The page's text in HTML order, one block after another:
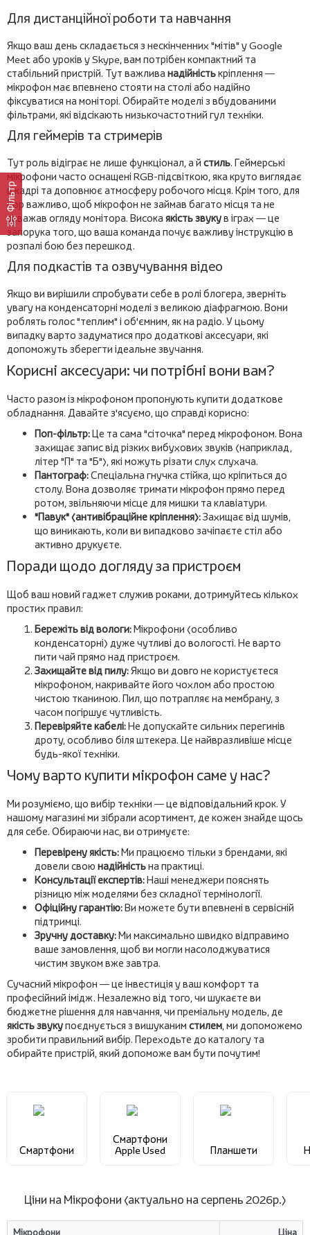
Фільтр
Для дистанційної роботи та навчання
Якщо ваш день складається з нескінченних "мітів" у Google
Meet або уроків у Skype, вам потрібен компактний та
стабільний пристрій. Тут важливанадійністькріплення —
мікрофон має впевнено стояти на столі або надійно
фіксуватися на моніторі. Обирайте моделі з вбудованими
фільтрами, які відсікають низькочастотний гул техніки.
Для геймерів та стримерів
Тут роль відіграє не лише функціонал, а й стиль. Геймерські
мікрофони часто оснащені RGB-підсвіткою, яка круто виглядає
в кадрі та доповнює атмосферу робочого місця. Крім того, для
ігор важливо, щоб мікрофон не займав багато місця та не
заважав огляду монітора. Високаякість звукув іграх — це
запорука того, що ваша команда почує важливу інструкцію в
розпалі бою без перешкод.
Для подкастів та озвучування відео
Якщо ви вирішили спробувати себе в ролі блогера, зверніть
увагу на конденсаторні моделі з великою діафрагмою. Вони
роблять голос "теплим" і об'ємним, як на радіо. У цьому
випадку варто задуматися про додаткові аксесуари, які
допоможуть зберегти ідеальне звучання.
Корисні аксесуари: чи потрібні вони вам?
Часто разом із мікрофоном пропонують купити додаткове
обладнання. Давайте з'ясуємо, що справді корисно:
Поп-фільтр:Це та сама "сіточка" перед мікрофоном. Вона
захищає запис від різких вибухових звуків (наприклад,
літер "П" та "Б"), які можуть різати слух слухача.
Пантограф:Спеціальна гнучка стійка, що кріпиться до
столу. Вона дозволяє тримати мікрофон прямо перед
ротом, звільняючи місце для мишки та клавіатури.
"Павук" (антивібраційне кріплення):Захищає від шумів,
що виникають, коли ви випадково зачіпаєте стіл або
активно друкуєте.
Поради щодо догляду за пристроєм
Щоб ваш новий гаджет служив роками, дотримуйтесь кількох
простих правил:
Бережіть від вологи:Мікрофони (особливо
конденсаторні) дуже чутливі до вологості. Не варто
пити чай прямо над пристроєм.
Захищайте від пилу:Якщо ви довго не користуєтеся
мікрофоном, накривайте його чохлом або простою
чистою тканиною. Пил, що потрапляє на мембрану, з
часом погіршує чутливість.
Перевіряйте кабелі:Не допускайте сильних перегинів
дроту, особливо біля штекера. Це найвразливіше місце
будь-якої техніки.
Чому варто купити мікрофон саме у нас?
Ми розуміємо, що вибір техніки — це відповідальний крок. У
нашому магазині ми зібрали асортимент, де кожен знайде щось
для себе. Обираючи нас, ви отримуєте:
Перевірену якість:Ми працюємо тільки з брендами, які
довели свою надійністьна практиці.
Консультації експертів:Наші менеджери пояснять
різницю між моделями без складної термінології.
Офіційну гарантію:Ви можете бути впевнені в сервісній
підтримці.
Зручну доставку:Ми максимально швидко відправимо
ваше замовлення, щоб ви могли насолоджуватися
чистим звуком вже завтра.
Сучасний мікрофон — це інвестиція у ваш комфорт та
професійний імідж. Незалежно від того, чи шукаєте ви
бюджетне рішення для навчання, чи преміальну модель, де
якість звукупоєднується з вишуканим стилем, ми допоможемо
зробити правильний вибір. Переходьте до каталогу та
обирайте пристрій, який допоможе вам бути почутим!
Смартфони
Смартфони
Apple Used
Планшети
Ціни на Мікрофони (актуально на серпень 2026р.)
Мікрофони Ціна